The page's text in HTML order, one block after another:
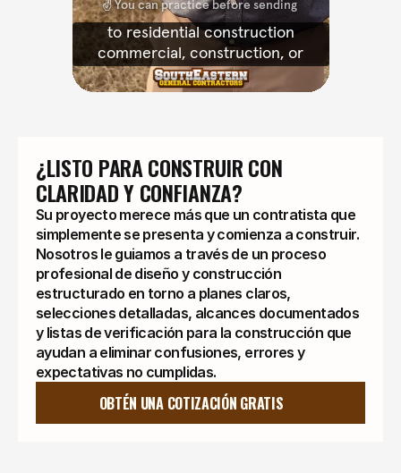
¿LISTO PARA CONSTRUIR CON
CLARIDAD Y CONFIANZA?
Su proyecto merece más que un contratista que
simplemente se presenta y comienza a construir.
Nosotros le guiamos a través de un proceso
profesional de diseño y construcción
estructurado en torno a planes claros,
selecciones detalladas, alcances documentados
y listas de verificación para la construcción que
ayudan a eliminar confusiones, errores y
expectativas no cumplidas.
OBTÉN UNA COTIZACIÓN GRATIS